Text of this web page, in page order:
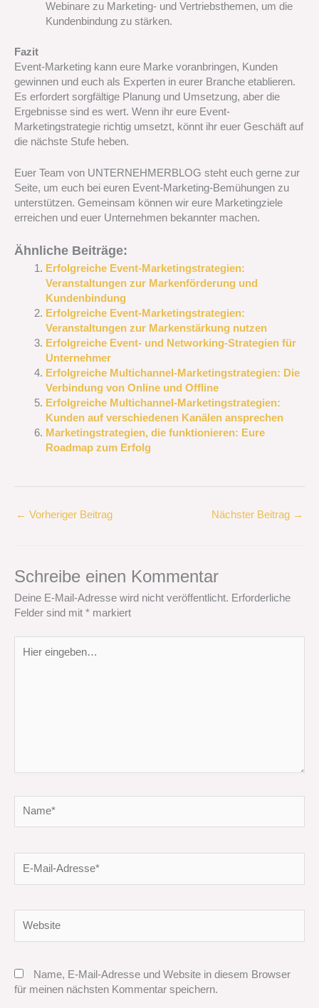
Webinare zu Marketing- und Vertriebsthemen, um die
Kundenbindung zu stärken.
Fazit
Event-Marketing kann eure Marke voranbringen, Kunden
gewinnen und euch als Experten in eurer Branche etablieren.
Es erfordert sorgfältige Planung und Umsetzung, aber die
Ergebnisse sind es wert. Wenn ihr eure Event-
Marketingstrategie richtig umsetzt, könnt ihr euer Geschäft auf
die nächste Stufe heben.
Euer Team von UNTERNEHMERBLOG steht euch gerne zur
Seite, um euch bei euren Event-Marketing-Bemühungen zu
unterstützen. Gemeinsam können wir eure Marketingziele
erreichen und euer Unternehmen bekannter machen.
Ähnliche Beiträge:
Erfolgreiche Event-Marketingstrategien:
Veranstaltungen zur Markenförderung und
Kundenbindung
Erfolgreiche Event-Marketingstrategien:
Veranstaltungen zur Markenstärkung nutzen
Erfolgreiche Event- und Networking-Strategien für
Unternehmer
Erfolgreiche Multichannel-Marketingstrategien: Die
Verbindung von Online und Offline
Erfolgreiche Multichannel-Marketingstrategien:
Kunden auf verschiedenen Kanälen ansprechen
Marketingstrategien, die funktionieren: Eure
Roadmap zum Erfolg
← Vorheriger Beitrag Nächster Beitrag →
Schreibe einen Kommentar
Deine E-Mail-Adresse wird nicht veröffentlicht. Erforderliche
Felder sind mit * markiert
eingeben…
Mail-
Name, E-Mail-Adresse und Website in diesem Browser
für meinen nächsten Kommentar speichern.